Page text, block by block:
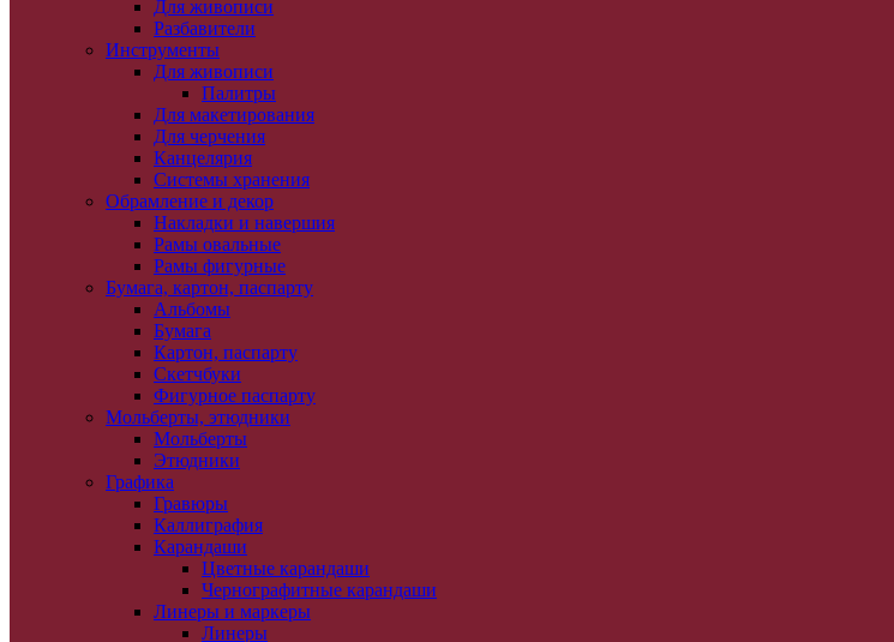
Для живописи
Разбавители
Инструменты
Для живописи
Палитры
Для макетирования
Для черчения
Канцелярия
Системы хранения
Обрамление и декор
Накладки и навершия
Рамы овальные
Рамы фигурные
Бумага, картон, паспарту
Альбомы
Бумага
Картон, паспарту
Скетчбуки
Фигурное паспарту
Мольберты, этюдники
Мольберты
Этюдники
Графика
Гравюры
Каллиграфия
Карандаши
Цветные карандаши
Чернографитные карандаши
Линеры и маркеры
Линеры